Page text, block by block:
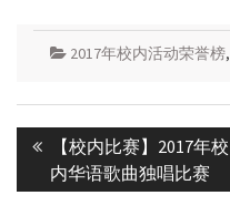
2017年校内活动荣誉榜,
navigation
Previous
post:
【校内比赛】2017年校
内华语歌曲独唱比赛